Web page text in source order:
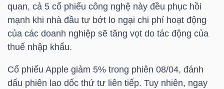
quan, cả 5 cổ phiếu công nghệ này đều phục hồi
mạnh khi nhà đầu tư bớt lo ngại chi phí hoạt động
của các doanh nghiệp sẽ tăng vọt do tác động của
thuế nhập khẩu.
Cổ phiếu Apple giảm 5% trong phiên 08/04, đánh
dấu phiên lao dốc thứ tư liên tiếp. Tuy nhiên, ngay
TIN
DỊCH
VỤ